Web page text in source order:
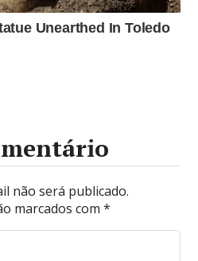
não será publicado.
marcados com*